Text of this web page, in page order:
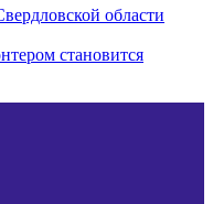
области
становится